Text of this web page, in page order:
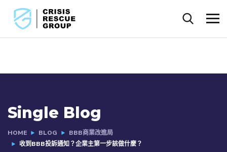
Single Blog
HOME BLOG
BBB商業改進局
收到BBB投訴通知？企業主第一步該做什麼？